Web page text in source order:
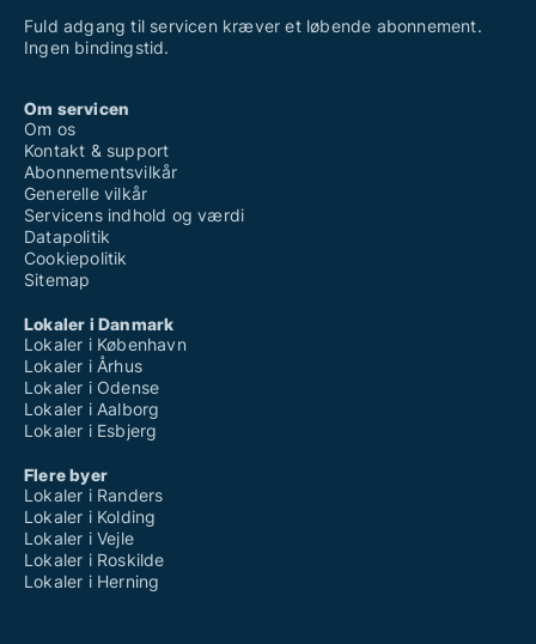
Fuld adgang til servicen kræver et løbende abonnement.
Ingen bindingstid.
Om servicen
Om os
Kontakt & support
Abonnementsvilkår
Generelle vilkår
Servicens indhold og værdi
Datapolitik
Cookiepolitik
Sitemap
Lokaler i Danmark
Lokaler i København
Lokaler i Århus
Lokaler i Odense
Lokaler i Aalborg
Lokaler i Esbjerg
Flere byer
Lokaler i Randers
Lokaler i Kolding
Lokaler i Vejle
Lokaler i Roskilde
Lokaler i Herning